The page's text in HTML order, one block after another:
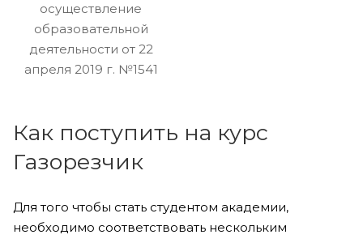
осуществление
образовательной
деятельности от 22
апреля 2019 г. №1541
Как поступить на курс
Газорезчик
Для того чтобы стать студентом академии,
необходимо соответствовать нескольким